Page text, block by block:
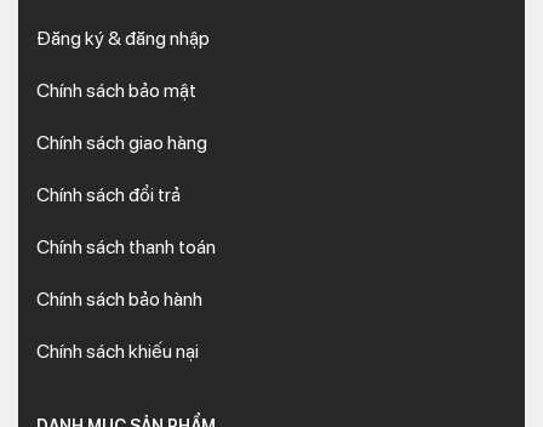
Đăng ký & đăng nhập
Chính sách bảo mật
Chính sách giao hàng
Chính sách đổi trả
Chính sách thanh toán
Chính sách bảo hành
Chính sách khiếu nại